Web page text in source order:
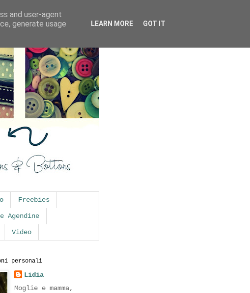
Freebies
Agendine
Video
personali
Lidia
Moglie e mamma,
and user-agent
generate usage
LEARN MORE GOT IT